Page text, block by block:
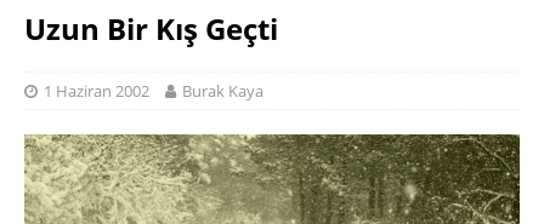
Uzun Bir Kış Geçti
1 Haziran 2002 Burak Kaya